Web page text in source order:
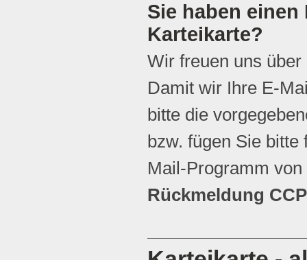
Sie haben
Karteikarte?
Wir freuen uns
Damit wir Ihre E-
bitte die
bzw. fügen Sie
Mail-Programm
Rückmeldung